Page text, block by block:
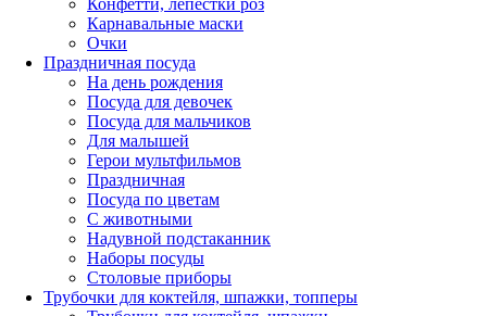
Карнавальные маски
Очки
Праздничная посуда
На день рождения
Посуда для девочек
Посуда для мальчиков
Для малышей
Герои мультфильмов
Праздничная
Посуда по цветам
С животными
Надувной подстаканник
Наборы посуды
Столовые приборы
Трубочки для коктейля, шпажки, топперы